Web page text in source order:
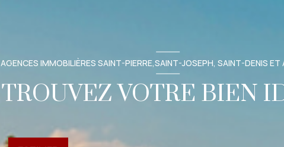
AGENCES IMMOBILIÈRES SAINT-PIERRE,SAINT-JOSEPH, SAINT-DENIS ET
TROUVEZ VOTRE BIEN